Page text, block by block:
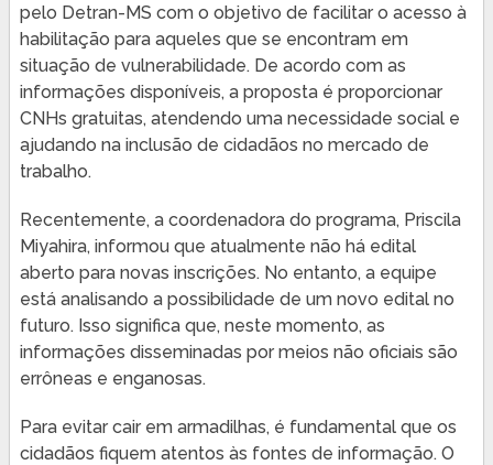
pelo Detran-MS com o objetivo de facilitar o acesso à
habilitação para aqueles que se encontram em
situação de vulnerabilidade. De acordo com as
informações disponíveis, a proposta é proporcionar
CNHs gratuitas, atendendo uma necessidade social e
ajudando na inclusão de cidadãos no mercado de
trabalho.
Recentemente, a coordenadora do programa, Priscila
Miyahira, informou que atualmente não há edital
aberto para novas inscrições. No entanto, a equipe
está analisando a possibilidade de um novo edital no
futuro. Isso significa que, neste momento, as
informações disseminadas por meios não oficiais são
errôneas e enganosas.
Para evitar cair em armadilhas, é fundamental que os
cidadãos fiquem atentos às fontes de informação. O